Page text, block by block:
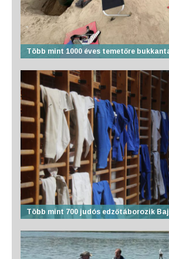
Több mint 1000 éves temetőre
Több mint 700 judós edzőtáborozik